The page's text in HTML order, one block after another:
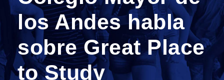
los Andes habla
sobre Great Place
to Study